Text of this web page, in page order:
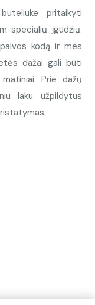
pritaikyti
specialių įgūdžių.
kodą ir mes
dažai gali būti
Prie dažų
laku užpildytus